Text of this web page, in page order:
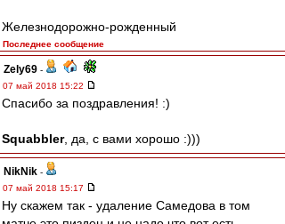
Железнодорожно-рожденный
Последнее сообщение
Zely69 -
07 май 2018 15:22
Спасибо за поздравления! :)
Squabbler, да, с вами хорошо :)))
NikNik -
07 май 2018 15:17
Ну скажем так - удаление Самедова в том